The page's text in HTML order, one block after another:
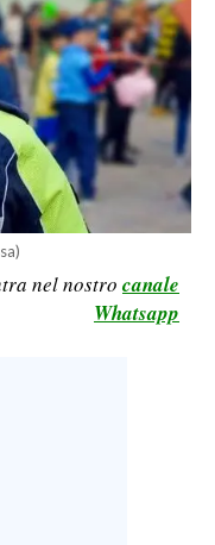
nel nostro canale
Whatsapp